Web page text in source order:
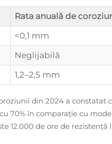
Rata anuală de
<0,1 mm
Neglijabilă
1,2–2,5 mm
din 2024 a constatat
70% în comparație cu
12.000 de ore de